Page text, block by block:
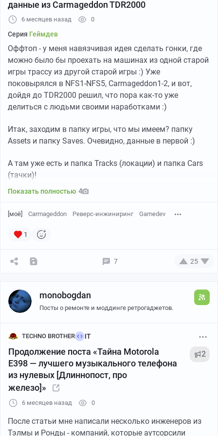
панель, которая должна появляться во время звонков
при включённом VPN. В ресурсах приложения есть
строки на русском и английском. Динамически (на
реальном устройстве) я это пока не воспроизводил, но
код и ресурсы — на месте.
4. Полное досье при каждом открытии
Каждый раз, когда вы открываете MAX (или
отправляет на сервер VK следующие данные:
ID сессии— из приложения
Ключ авторизации
Внешний IP-адрес— через один из 6 IP-сервисов
Мобильный оператор
— из SIM-карты (напр.
Тип соединения
Доступность 5 сервисов— через сетевые проверки
Вот как выглядит пакет, который уходит на сервер
(реконструкция из кода):
Кто:пользователь #123456789 (аккаунт MAX)
Когда:2026-04-12, 14:30:00
IP: 185.xxx.xxx.xxx
VPN:ДА
Оператор:
Сервисы: gosuslugi.ru
— да, CDN звонков — да, push — да
данные из Carmageddon TDR2000
6 месяцев назад 0
Серия Геймдев
Оффтоп - у меня навязчивая идея сделать гонки, где
можно было бы проехать на машинах из одной старой
игры трассу из другой старой игры :) Уже
поковырялся в NFS1-NFS5, Carmageddon1-2, и вот,
дойдя до TDR2000 решил, что пора как-то уже
делиться с людьми своими наработками :)
Итак, заходим в папку игры, что мы имеем? папку
Assets и папку Saves. Очевидно, данные в первой :)
А там уже есть и папка Tracks (локации) и папка Cars
(тачки)!
Показать полностью 4
[моё] Carmageddon Реверс-инжиниринг Gamedev
1
7 25
monobogdan
Посты о ремонте и моддинге ретрогаджетов.
TECHNO BROTHER IT
Продолжение поста «Тайна Motorola
E398 — лучшего музыкального телефона
из нулевых [Длиннопост, про
железо]»
2
6 месяцев назад 0
После статьи мне написали несколько инженеров из
Тэлмы и Ронды - компаний, которые аутсорсили